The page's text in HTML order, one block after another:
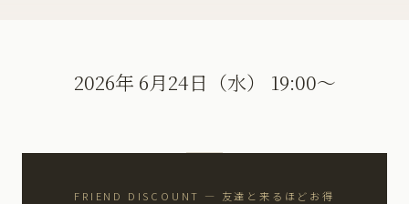
2026年 6月24日（水） 19:00〜
FRIEND DISCOUNT — 友達と来るほどお得